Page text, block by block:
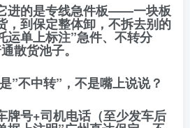
进的是专线急件板——一块板
，到保定整体卸，不拆去别的
运单上标注”急件、不转分
散货池子。
”不中转”，不是嘴上说说？
牌号+司机电话（至少发车后